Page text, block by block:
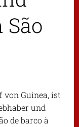
von Guinea, ist
und
de barco à